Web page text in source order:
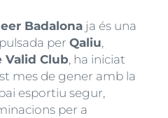
Badalona ja és una
per Qaliu,
Valid Club, ha iniciat
mes de gener amb la
esportiu segur,
per a